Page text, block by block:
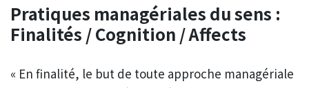
Pratiques managériales du sens :
Finalités / Cognition / Affects
« En finalité, le but de toute approche managériale